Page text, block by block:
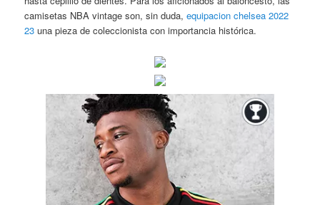
camisetas NBA vintage son, sin duda,equipacion chelsea 2022
23 una pieza de coleccionista con importancia histórica.